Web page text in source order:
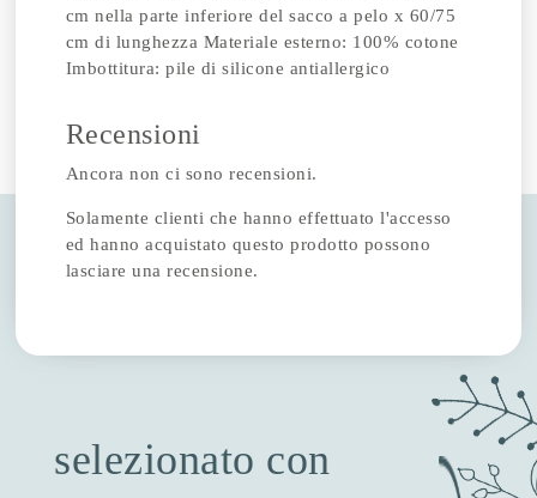
cm nella parte inferiore del sacco a pelo x 60/75
cm di lunghezza Materiale esterno: 100% cotone
Imbottitura: pile di silicone antiallergico
Recensioni
Ancora non ci sono recensioni.
Solamente clienti che hanno effettuato l'accesso
ed hanno acquistato questo prodotto possono
lasciare una recensione.
selezionato con